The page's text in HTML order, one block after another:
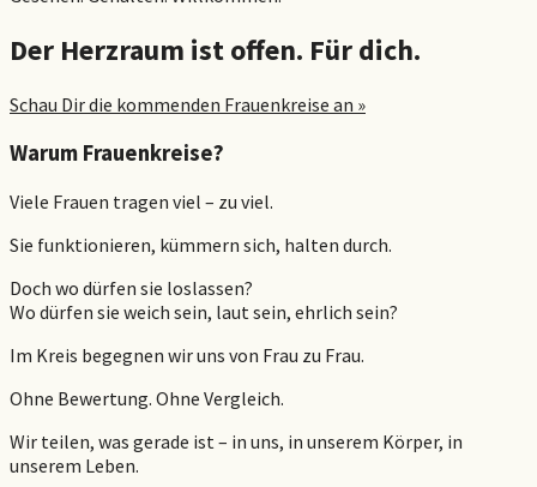
Der Herzraum ist offen. Für dich.
Schau Dir die kommenden Frauenkreise an »
Warum Frauenkreise?
Viele Frauen tragen viel – zu viel.
Sie funktionieren, kümmern sich, halten durch.
Doch wo dürfen sie loslassen?
Wo dürfen sie weich sein, laut sein, ehrlich sein?
Im Kreis begegnen wir uns von Frau zu Frau.
Ohne Bewertung. Ohne Vergleich.
Wir teilen, was gerade ist – in uns, in unserem Körper, in
unserem Leben.